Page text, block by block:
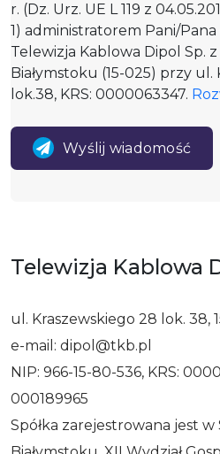
r. (Dz. Urz. UE L 119 z
1) administratorem Pani/
Telewizja Kablowa Dipol Sp. z
Białymstoku (15-025) przy ul.
lok.38, KRS: 0000063347.
Wyślij wiadomość
Telewizja Kablowa
ul. Kraszewskiego 28 lok. 38,
e-mail: dipol@tkb.pl
NIP: 966-15-80-536, KRS:
000189965
Spółka zarejestrowana jest